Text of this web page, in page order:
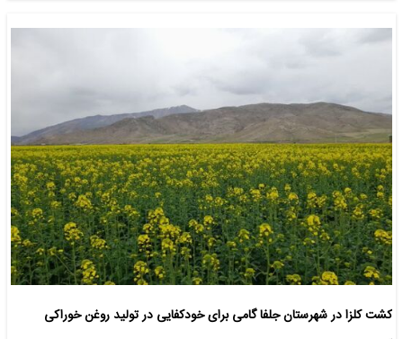
کشت کلزا در شهرستان جلفا گامی برای خودکفایی در تولید روغن خوراکی